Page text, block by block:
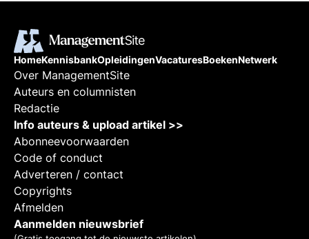
HomeKennisbankOpleidingenVacaturesBoekenNetwerk
Over ManagementSite
Auteurs en columnisten
Redactie
Info auteurs & upload artikel >>
Abonneevoorwaarden
Code of conduct
Adverteren / contact
Copyrights
Afmelden
Aanmelden nieuwsbrief